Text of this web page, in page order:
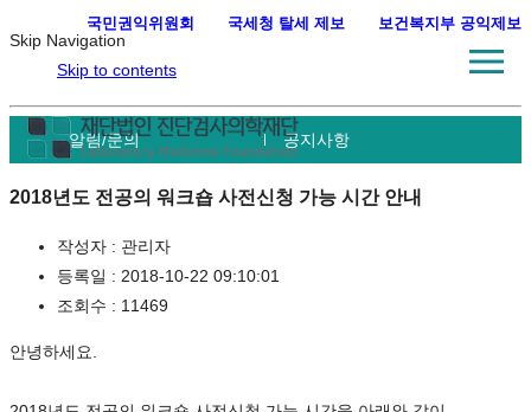
Skip Navigation
Skip to contents
알림/문의 공지사항
2018년도 전공의 워크숍 사전신청 가능 시간 안내
작성자 : 관리자
등록일 : 2018-10-22 09:10:01
조회수 : 11469
안녕하세요.
국민권익위원회 국세청 탈세 제보 보건복지부 공익제보